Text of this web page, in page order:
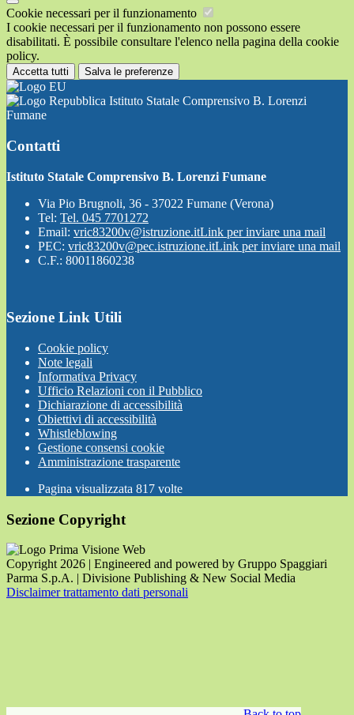
Cookie necessari per il funzionamento
I cookie necessari per il funzionamento non possono essere
disabilitati. È possibile consultare l'elenco nella pagina della cookie
policy.
Accetta tutti Salva le preferenze
Istituto Statale Comprensivo B. Lorenzi
Fumane
Contatti
Istituto Statale Comprensivo B. Lorenzi Fumane
Via Pio Brugnoli, 36 - 37022 Fumane (Verona)
Tel: Tel. 045 7701272
Email: vric83200v@istruzione.itLink per inviare una mail
PEC: vric83200v@pec.istruzione.itLink per inviare una mail
C.F.: 80011860238
Sezione Link Utili
Cookie policy
Note legali
Informativa Privacy
Ufficio Relazioni con il Pubblico
Dichiarazione di accessibilità
Obiettivi di accessibilità
Whistleblowing
Gestione consensi cookie
Amministrazione trasparente
Pagina visualizzata 817 volte
Sezione Copyright
Copyright 2026 | Engineered and powered by Gruppo Spaggiari
Parma S.p.A. | Divisione Publishing & New Social Media
Disclaimer trattamento dati personali